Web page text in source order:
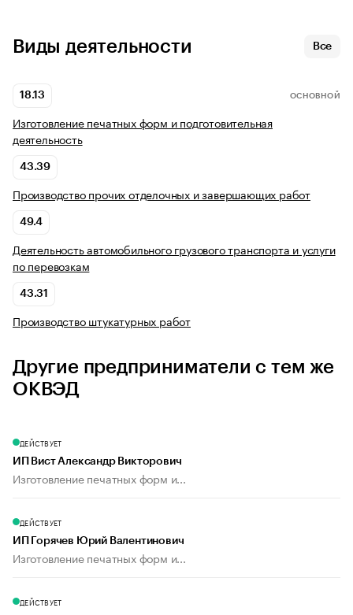
Виды деятельности Все
18.13 ОСНОВНОЙ
Изготовление печатных форм и подготовительная
деятельность
43.39
Производство прочих отделочных и завершающих работ
49.4
Деятельность автомобильного грузового транспорта и услуги
по перевозкам
43.31
Производство штукатурных работ
Другие предприниматели с тем же
ОКВЭД
ДЕЙСТВУЕТ
ИП Вист Александр Викторович
Изготовление печатных форм и...
ДЕЙСТВУЕТ
ИП Горячев Юрий Валентинович
Изготовление печатных форм и...
ДЕЙСТВУЕТ